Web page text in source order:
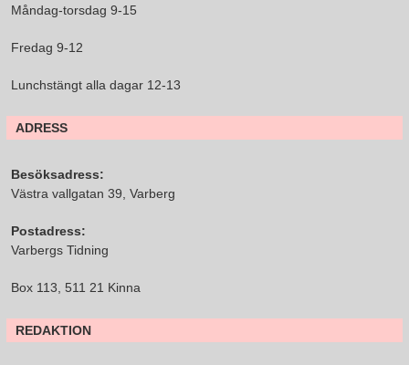
Måndag-torsdag 9-15
Fredag 9-12
Lunchstängt alla dagar 12-13
ADRESS
Besöksadress:
Västra vallgatan 39, Varberg
Postadress:
Varbergs Tidning
Box 113, 511 21 Kinna
REDAKTION